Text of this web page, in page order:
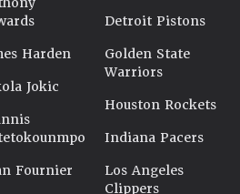
Harden
Jokic
Fournier
Detroit Pistons
Golden State
Warriors
Houston Rockets
Indiana Pacers
Los Angeles
Clippers